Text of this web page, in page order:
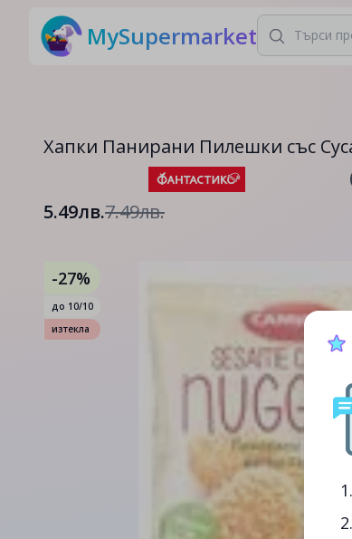
MySupermarket
Хапки Панирани Пилешки със
5.49лв.7.49лв.
-27%
до 10/10
изтекла